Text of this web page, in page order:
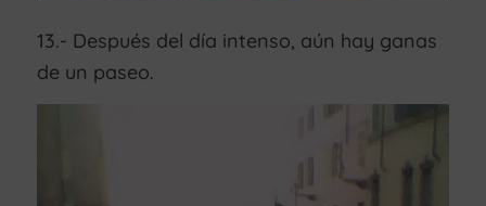
13.- Después del día intenso, aún hay ganas
de un paseo.